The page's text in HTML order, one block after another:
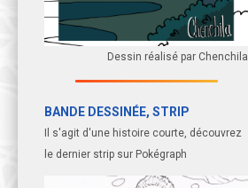
Dessin réalisé par Chenchila
BANDE DESSINÉE, STRIP
Il s'agit d'une histoire courte, découvrez
le dernier strip sur Pokégraph